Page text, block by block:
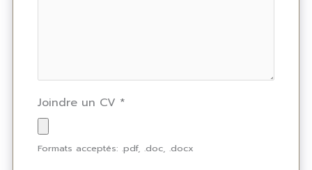
Joindre un CV *
Formats acceptés: .pdf, .doc, .docx